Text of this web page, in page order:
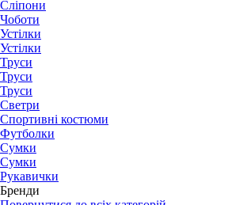
Сліпони
Чоботи
Устілки
Устілки
Труси
Труси
Труси
Светри
Спортивні костюми
Футболки
Сумки
Сумки
Рукавички
Бренди